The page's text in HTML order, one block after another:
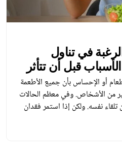
في تناول
قبل أن تتأثر
أو الإحساس بأن جميع الأطعمة
من الأشخاص. وفي معظم الحالات
نفسه. ولكن إذا استمر فقدان